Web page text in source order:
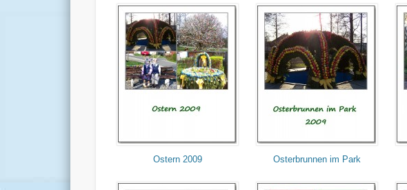
Ostern 2009 Osterbrunnen im Park